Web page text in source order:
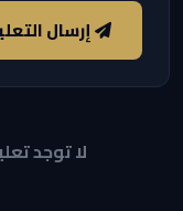
إرسال
لا توجد